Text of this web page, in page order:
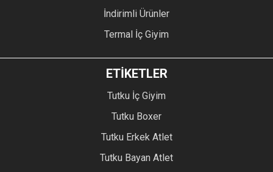
İndirimli Ürünler
Termal İç Giyim
ETİKETLER
Tutku İç Giyim
Tutku Boxer
Tutku Erkek Atlet
Tutku Bayan Atlet